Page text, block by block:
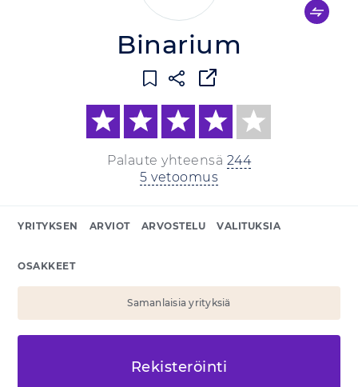
Binarium
Palaute yhteensä 244
5 vetoomus
YRITYKSEN ARVIOT ARVOSTELU VALITUKSIA
OSAKKEET
Samanlaisia yrityksiä
Rekisteröinti